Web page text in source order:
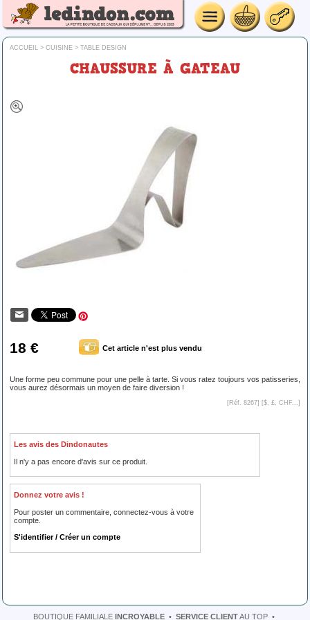
ACCUEIL > CUISINE > TABLE DESIGN
CHAUSSURE À GATEAU
18 € Cet article n'est plus vendu
Une forme peu commune pour une pelle à tarte. Si vous ratez toujours vos patisseries,
vous aurez désormais un moyen de faire diversion !
[Réf. 8267] [$, £, CHF... ]
Les avis des Dindonautes
Il n'y a pas encore d'avis sur ce produit.
Donnez votre avis !
Pour poster un commentaire, connectez-vous à votre
compte.
S'identifier / Créer un compte
BOUTIQUE FAMILIALE INCROYABLE • SERVICE CLIENTAU TOP •